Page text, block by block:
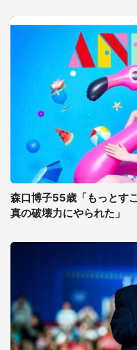
森口博子55歳「もっとす
真の破壊力にやられた」